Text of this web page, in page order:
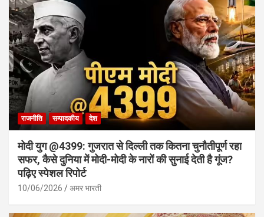
राजनीति सम्पादकीय देश
मोदी युग @4399: गुजरात से दिल्ली तक कितना चुनौतीपूर्ण रहा
सफर, कैसे दुनिया में मोदी-मोदी के नारों की सुनाई देती है गूंज?
पढ़िए स्पेशल रिपोर्ट
10/06/2026 अमर भारती